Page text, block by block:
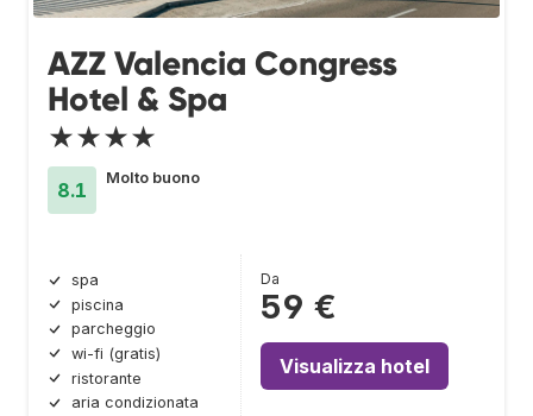
AZZ Valencia Congress
Hotel & Spa
★★★★
8.1
Molto buono
spa
piscina
parcheggio
wi-fi (gratis)
ristorante
aria condizionata
Da
59 €
Visualizza hotel